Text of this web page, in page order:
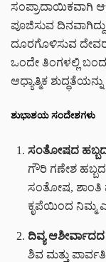
ಸಂಪ್ರಾದಾಯಿಕವಾಗಿ
ಪೂಜಿಸುವ
ದೂರಗೊಳಿಸುವ
ಒಂದೇ ತಿಂಗಳಲ್ಲಿ
ಆಧ್ಯಾತ್ಮಿಕ ಶುದ್ಧತೆಯನ್ನು
ಶುಭಾಶಯ ಸಂದೇಶಗಳು
ಸಂತೋಷದ
ಗೌರಿ ಗಣೇಶ
ಸಂತೋಷ, ಶಾಂತಿ
ಕೃಪೆಯಿಂದ ನಿಮ್ಮ
ದಿವ್ಯ ಆಶೀರ್ವಾದದ
ಶಿವ ಮತ್ತು